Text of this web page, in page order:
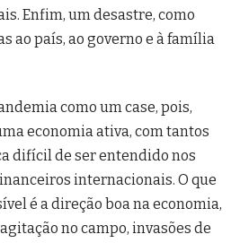
Enfim, um desastre, como
ao país, ao governo e à família
como um case, pois,
economia ativa, com tantos
difícil de ser entendido nos
internacionais. O que
é a direção boa na economia,
no campo, invasões de